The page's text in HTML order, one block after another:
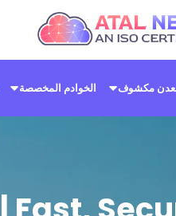
مكشوف الخوادم المخصصة